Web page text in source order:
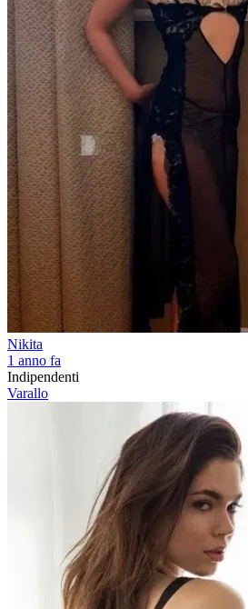
Nikita
1 anno fa
Indipendenti
Varallo